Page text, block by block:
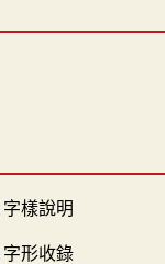
字樣說明
字形收錄